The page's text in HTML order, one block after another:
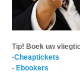
Tip! Boek uw
-Cheaptickets
- Ebookers